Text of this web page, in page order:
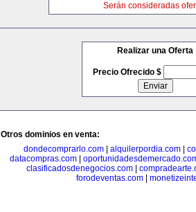
Serán consideradas
Realizar una Oferta
Precio Ofrecido $
Otros dominios en venta:
dondecomprarlo.com| alquilerpordia.com|
datacompras.com
clasificadosdenegocios.com|
forodeventas.com|